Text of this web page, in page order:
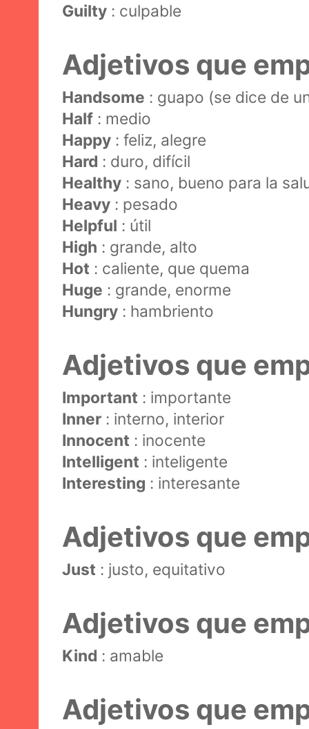
Guilty : culpable
Adjetivos que
Handsome : guapo (se dice de
Half : medio
Happy : feliz, alegre
Hard : duro, difícil
Healthy : sano, bueno para la
Heavy : pesado
Helpful : útil
High : grande, alto
Hot : caliente, que quema
Huge : grande, enorme
Hungry : hambriento
Adjetivos que
Important : importante
Inner : interno, interior
Innocent : inocente
Intelligent : inteligente
Interesting : interesante
Adjetivos que
Just : justo, equitativo
Adjetivos que
Kind : amable
Adjetivos que